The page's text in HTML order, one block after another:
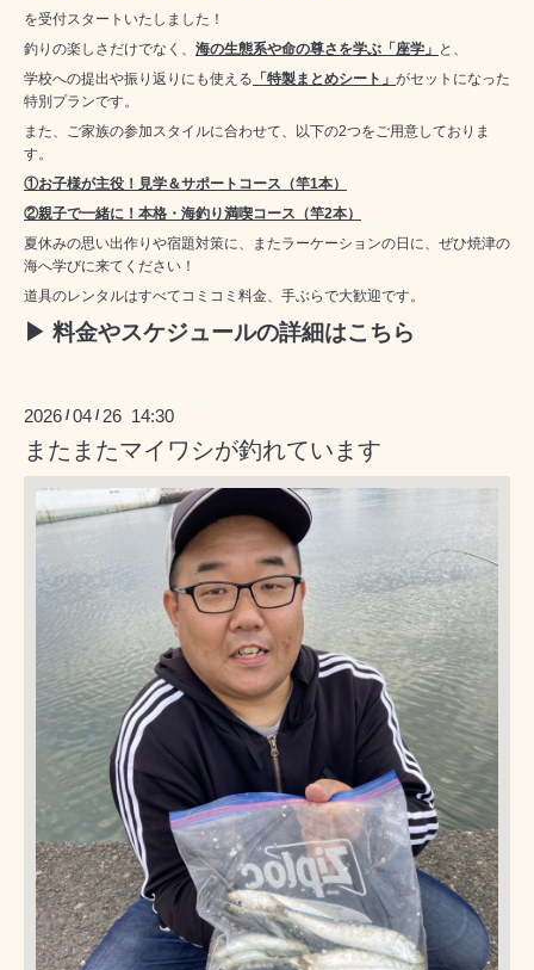
を受付スタートいたしました！
釣りの楽しさだけでなく、 海の生態系や命の尊さを学ぶ「座学」 と、
学校への提出や振り返りにも使える 「特製まとめシート」 がセットになった
特別プランです。
また、ご家族の参加スタイルに合わせて、以下の2つをご用意しておりま
す。
①お子様が主役！見学＆サポートコース（竿1本）
②親子で一緒に！本格・海釣り満喫コース（竿2本）
夏休みの思い出作りや宿題対策に、またラーケーションの日に、ぜひ焼津の
海へ学びに来てください！
道具のレンタルはすべてコミコミ料金、手ぶらで大歓迎です。
▶ 料金やスケジュールの詳細はこちら
2026 /04 / 26 14:30
またまたマイワシが釣れています